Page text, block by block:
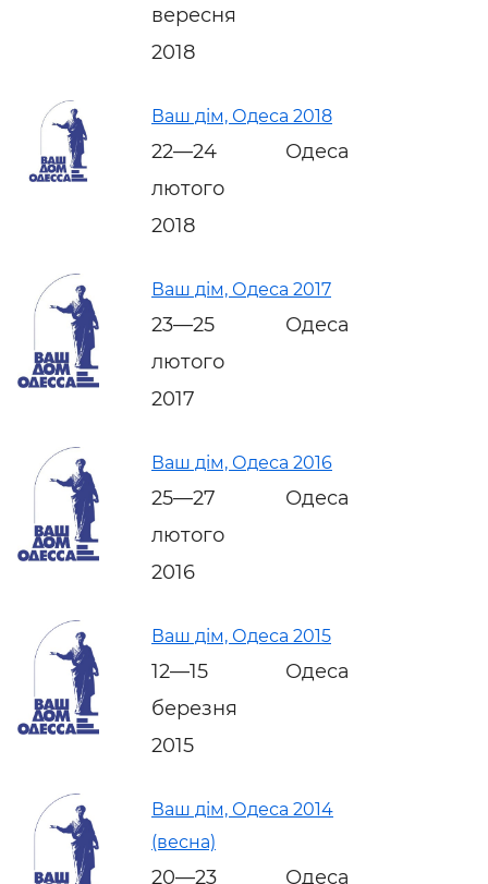
вересня
2018
Ваш дім, Одеса 2018
22—24
лютого
2018
Одеса
Ваш дім, Одеса 2017
23—25
лютого
2017
Одеса
Ваш дім, Одеса 2016
25—27
лютого
2016
Одеса
Ваш дім, Одеса 2015
12—15
березня
2015
Одеса
Ваш дім, Одеса 2014
(весна)
20—23 Одеса